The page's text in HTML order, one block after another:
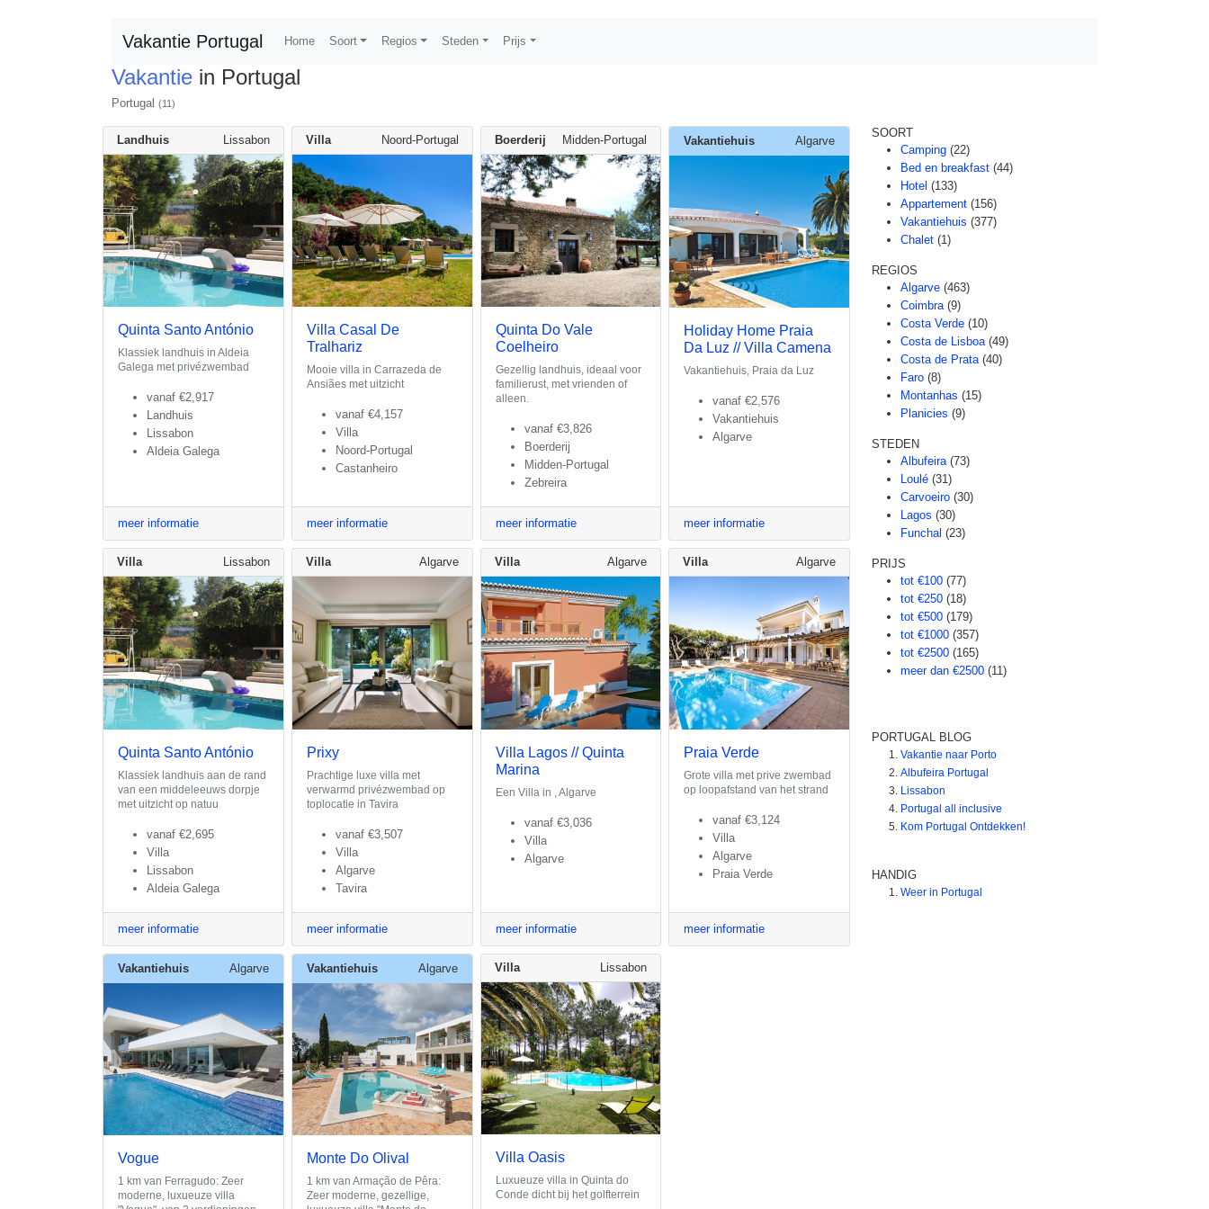
Vakantie Portugal Home Soort Regios Steden Prijs
Vakantie in Portugal
Portugal (11)
Landhuis Lissabon
Quinta Santo António
Klassiek landhuis in Aldeia
Galega met privézwembad
vanaf €2,917
Landhuis
Lissabon
Aldeia Galega
meer informatie
Villa Noord-Portugal
Villa Casal De
Tralhariz
Mooie villa in Carrazeda de
Ansiães met uitzicht
vanaf€4,157
Villa
Noord-Portugal
Castanheiro
meer informatie
Boerderij Midden-Portugal
Quinta Do Vale
Coelheiro
Gezellig landhuis, ideaal voor
familierust, met vrienden of
alleen.
vanaf€3,826
Boerderij
Midden-Portugal
Zebreira
meer informatie
Vakantiehuis Algarve
Holiday Home Praia
Da Luz // Villa Camena
Vakantiehuis, Praia da Luz
vanaf €2,576
Vakantiehuis
Algarve
meer informatie
Villa Lissabon
Quinta Santo António
Klassiek landhuis aan de rand
van een middeleeuws dorpje
met uitzicht op natuu
vanaf €2,695
Villa
Lissabon
Aldeia Galega
meer informatie
Villa Algarve
Prixy
Prachtige luxe villa met
verwarmd privézwembad op
toplocatie in Tavira
vanaf€3,507
Villa
Algarve
Tavira
meer informatie
Villa Algarve
Villa Lagos // Quinta
Marina
Een Villa in , Algarve
vanaf€3,036
Villa
Algarve
meer informatie
Villa Algarve
Praia Verde
Grote villa met prive zwembad
op loopafstand van het strand
vanaf €3,124
Villa
Algarve
Praia Verde
meer informatie
Vakantiehuis Algarve
Vogue
1 km van Ferragudo: Zeer
moderne, luxueuze villa
Vakantiehuis Algarve
Monte Do Olival
1 km van Armação de Pêra:
Zeer moderne, gezellige,
Villa Lissabon
Villa Oasis
Luxueuze villa in Quinta do
Conde dicht bij het golfterrein
SOORT
Camping (22)
Bed en breakfast (44)
Hotel (133)
Appartement (156)
Vakantiehuis (377)
Chalet (1)
REGIOS
Algarve (463)
Coimbra (9)
Costa Verde (10)
Costa de Lisboa (49)
Costa de Prata (40)
Faro (8)
Montanhas (15)
Planicies (9)
STEDEN
Albufeira (73)
Loulé (31)
Carvoeiro (30)
Lagos (30)
Funchal (23)
PRIJS
tot €100 (77)
tot €250 (18)
tot €500 (179)
tot €1000 (357)
tot €2500 (165)
meer dan €2500 (11)
PORTUGAL BLOG
Vakantie naar Porto
Albufeira Portugal
Lissabon
Portugal all inclusive
Kom Portugal Ontdekken!
HANDIG
Weer in Portugal